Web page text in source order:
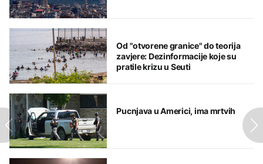
Od "otvorene granice" do teorija
zavjere: Dezinformacije koje su
pratile krizu u Seuti
Pucnjava u Americi, ima mrtvih